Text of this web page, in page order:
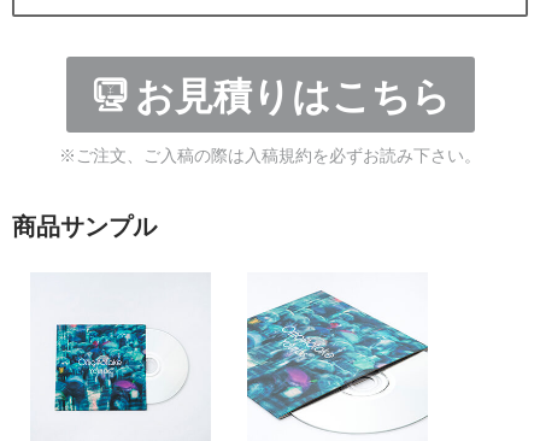
お見積りはこちら
※ご注文、ご入稿の際は入稿規約を必ずお読み下さい。
商品サンプル